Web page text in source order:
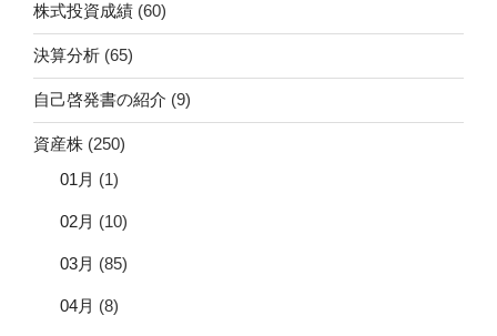
株式投資成績 (60)
決算分析 (65)
自己啓発書の紹介 (9)
資産株 (250)
01月 (1)
02月 (10)
03月 (85)
04月 (8)